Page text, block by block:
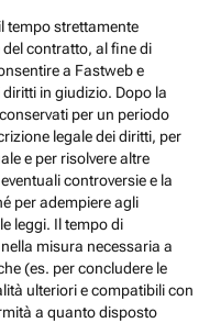
tempo strettamente
del contratto, al fine di
a Fastweb e
diritti in giudizio. Dopo la
per un periodo
legale dei diritti, per
e per risolvere altre
controversie e la
per adempiere agli
leggi. Il tempo di
misura necessaria a
(es. per concludere le
ulteriori e compatibili con
a quanto disposto